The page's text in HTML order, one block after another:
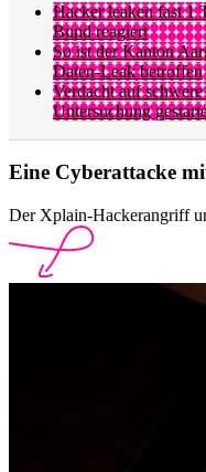
Hacker leaken fast 1
Bund reagiert
So ist der Kanton
Daten-Leak betroffen
Verdacht auf
Untersuchung
Eine Cyberattacke
Der Xplain-Hackerangriff